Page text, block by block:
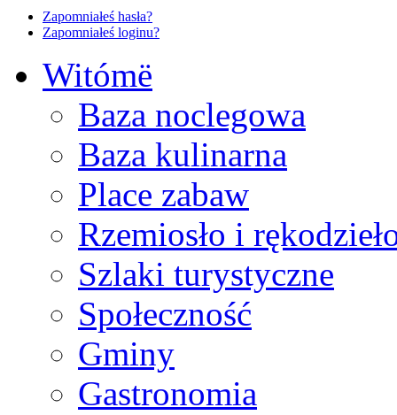
Zapomniałeś hasła?
Zapomniałeś loginu?
Witómë
Baza noclegowa
Baza kulinarna
Place zabaw
Rzemiosło i
Szlaki turystyczne
Społeczność
Gminy
Gastronomia